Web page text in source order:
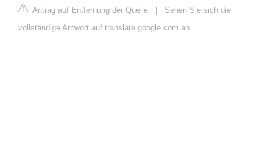
Antrag auf Entfernung der Quelle | Sehen Sie sich die
vollständige Antwort auf translate.google.com an